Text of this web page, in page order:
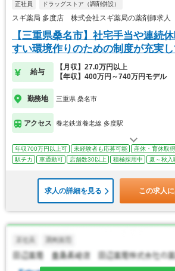
正社員 ドラッグストア（調剤併設）
スギ薬局 多度店 株式会社スギ薬局の薬剤師求人
【三重県桑名市】社宅手当や連続
すい環境作りのための制度が充実し
給与
【月収】27.0万円以上
【年収】400万円～740万円モデル
勤務地 三重県 桑名市
アクセス 養老鉄道養老線 多度駅
年収700万円以上可 未経験者も応募可能 産休・育休取
駅チカ
車通勤可 店舗数30以上 積極採用中 夏～秋入
求人の詳細を見る この求人